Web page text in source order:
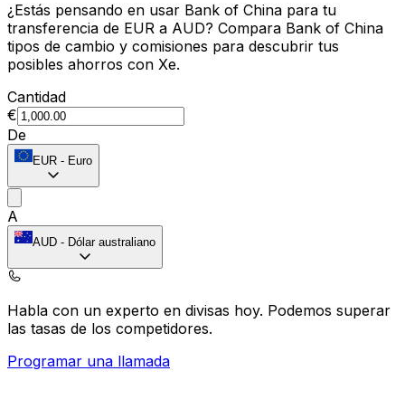
¿Estás pensando en usar Bank of China para tu
transferencia de EUR a AUD? Compara Bank of China
tipos de cambio y comisiones para descubrir tus
posibles ahorros con Xe.
Cantidad
€
De
EUR - Euro
A
AUD - Dólar australiano
Habla con un experto en divisas hoy. Podemos superar
las tasas de los competidores.
Programar una llamada